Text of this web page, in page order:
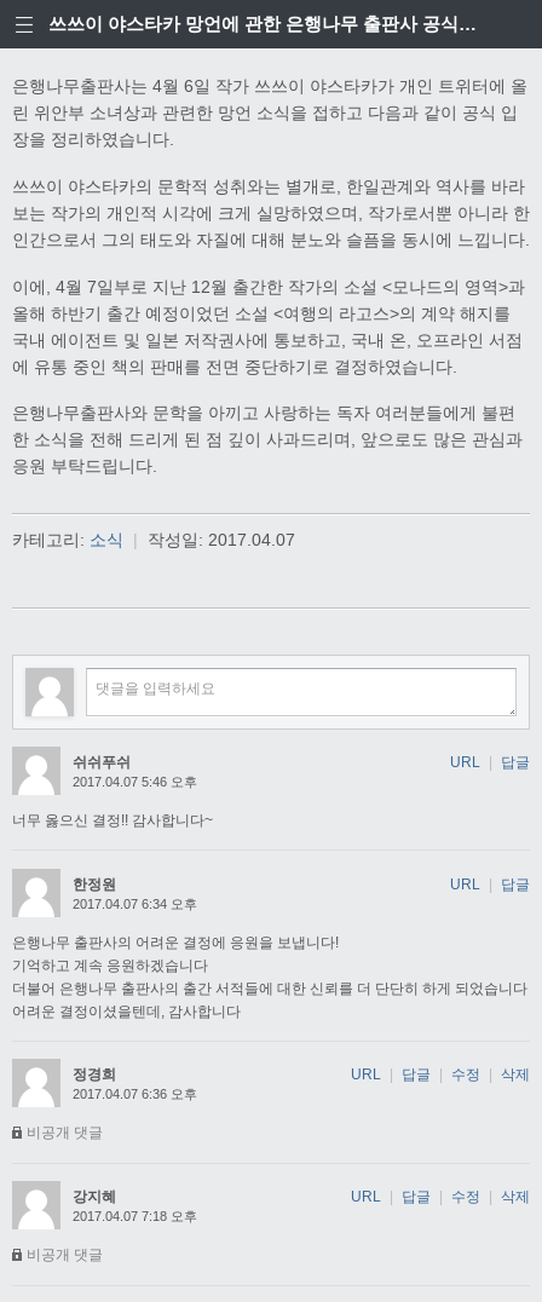
쓰쓰이 야스타카 망언에 관한 은행나무 출판사 공식입장
은행나무출판사는 4월 6일 작가 쓰쓰이 야스타카가 개인 트위터에 올
린 위안부 소녀상과 관련한 망언 소식을 접하고 다음과 같이 공식 입
장을 정리하였습니다.
쓰쓰이 야스타카의 문학적 성취와는 별개로, 한일관계와 역사를 바라
보는 작가의 개인적 시각에 크게 실망하였으며, 작가로서뿐 아니라 한
인간으로서 그의 태도와 자질에 대해 분노와 슬픔을 동시에 느낍니다.
이에, 4월 7일부로 지난 12월 출간한 작가의 소설 <모나드의 영역>과
올해 하반기 출간 예정이었던 소설 <여행의 라고스>의 계약 해지를
국내 에이전트 및 일본 저작권사에 통보하고, 국내 온, 오프라인 서점
에 유통 중인 책의 판매를 전면 중단하기로 결정하였습니다.
은행나무출판사와 문학을 아끼고 사랑하는 독자 여러분들에게 불편
한 소식을 전해 드리게 된 점 깊이 사과드리며, 앞으로도 많은 관심과
응원 부탁드립니다.
카테고리: 소식 | 작성일: 2017.04.07
쉬쉬푸쉬
2017.04.07 5:46 오후
너무 옳으신 결정!! 감사합니다~
URL | 답글
한정원
2017.04.07 6:34 오후
은행나무 출판사의 어려운 결정에 응원을 보냅니다!
기억하고 계속 응원하겠습니다
더불어 은행나무 출판사의 출간 서적들에 대한 신뢰를 더 단단히 하게 되었습니다
어려운 결정이셨을텐데, 감사합니다
URL | 답글
정경희
2017.04.07 6:36 오후
비공개 댓글
URL 답글 수정 삭제
강지혜
2017.04.07 7:18 오후
비공개 댓글
URL 답글 수정 삭제